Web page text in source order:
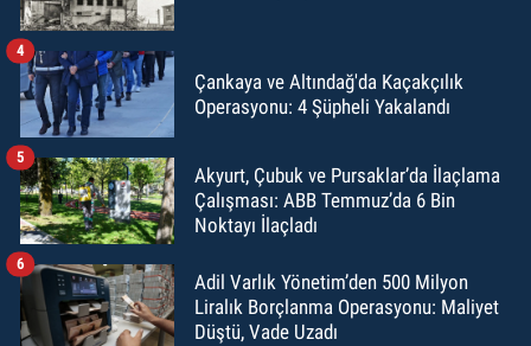
Çankaya ve Altındağ'da Kaçakçılık
Operasyonu: 4 Şüpheli Yakalandı
4
Akyurt, Çubuk ve Pursaklar’da İlaçlama
Çalışması: ABB Temmuz’da 6 Bin
Noktayı İlaçladı
5
Adil Varlık Yönetim’den 500 Milyon
Liralık Borçlanma Operasyonu: Maliyet
Düştü, Vade Uzadı
6